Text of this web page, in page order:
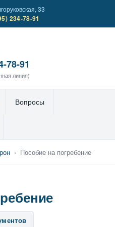
33
234-78-91
78-91
линия)
Вопросы
› Пособие на погребение